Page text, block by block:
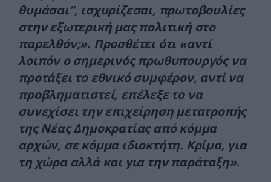
θυμάσαι”, ισχυρίζεσαι, πρωτοβουλίες
στην εξωτερική μας πολιτική στο
παρελθόν;». Προσθέτει ότι «αντί
λοιπόν ο σημερινός πρωθυπουργός να
προτάξει το εθνικό συμφέρον, αντί να
προβληματιστεί, επέλεξε το να
συνεχίσει την επιχείρηση μετατροπής
της Νέας Δημοκρατίας από κόμμα
αρχών, σε κόμμα ιδιοκτήτη. Κρίμα, για
τη χώρα αλλά και για την παράταξη».